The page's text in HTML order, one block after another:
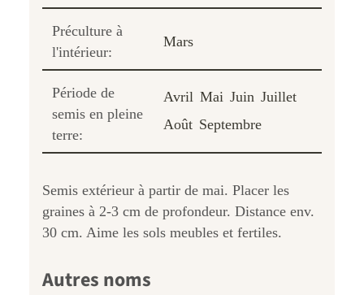
Préculture à
l'intérieur:
Mars
Période de
semis en pleine
terre:
Avril Mai Juin Juillet
Août Septembre
Semis extérieur à partir de mai. Placer les
graines à 2-3 cm de profondeur. Distance env.
30 cm. Aime les sols meubles et fertiles.
Autres noms